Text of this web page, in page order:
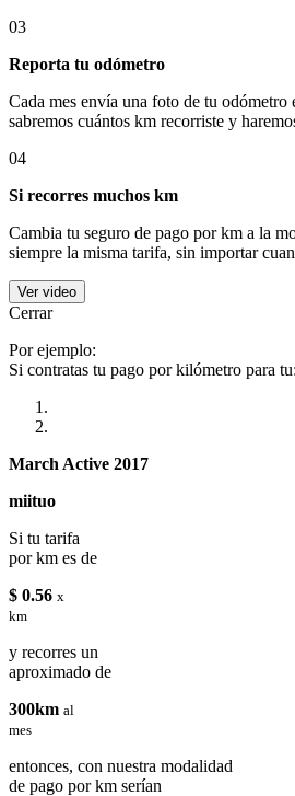
03
Reporta tu odómetro
Cada mes envía una foto de tu odómetro
sabremos cuántos km recorriste y
04
Si recorres muchos km
Cambia tu seguro de pago por km a la
siempre la misma tarifa, sin importar
Ver video
Cerrar
Por ejemplo:
Si contratas tu pago por kilómetro para tu:
March Active 2017
miituo
Si tu tarifa
por km es de
$ 0.56 x
km
y recorres un
aproximado de
300km al
mes
entonces, con nuestra modalidad
de pago por km serían